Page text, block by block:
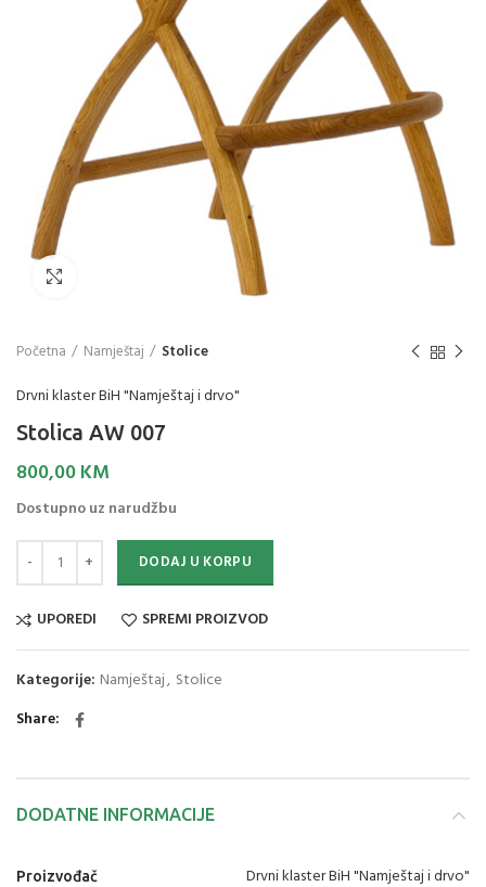
Početna Namještaj Stolice
Drvni klaster BiH "Namještaj i drvo"
Stolica AW 007
800,00KM
Dostupno uz narudžbu
DODAJ U KORPU
UPOREDI SPREMI PROIZVOD
Kategorije: Namještaj, Stolice
Share
DODATNE INFORMACIJE
Proizvođač Drvni klaster BiH "Namještaj i drvo"